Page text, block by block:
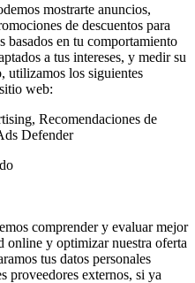
mostrarte anuncios,
de descuentos para
basados en tu comportamiento
a tus intereses, y medir su
utilizamos los siguientes
web:
Recomendaciones de
Defender
comprender y evaluar mejor
online y optimizar nuestra oferta
tus datos personales
proveedores externos, si ya